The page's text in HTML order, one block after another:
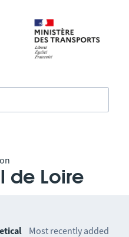
de Loire
Most recently added